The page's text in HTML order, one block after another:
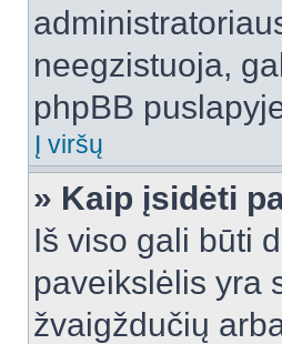
neegzistuoja,
phpBB
Į viršų
» Kaip įsidėti
Iš viso gali būti
paveikslėlis yra
žvaigždučių